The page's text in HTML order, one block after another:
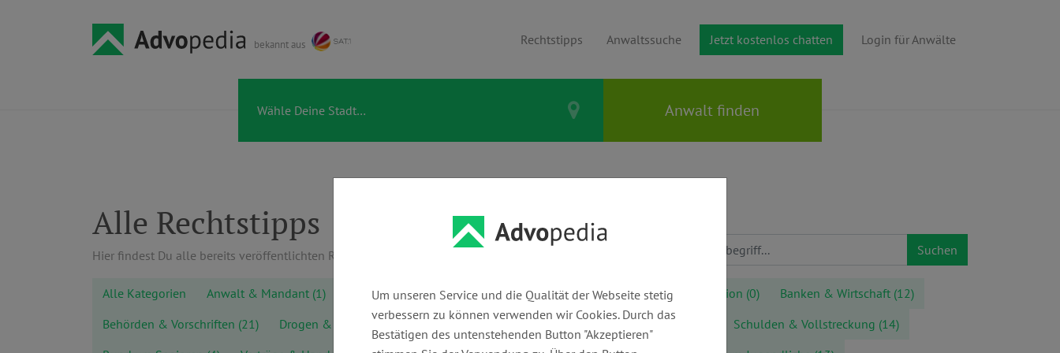
bekannt aus Rechtstipps Anwaltssuche Jetzt kostenlos chatten Login für Anwälte
Alle Rechtstipps
Hier findest Du alle bereits veröffentlichten Rechtstipps. Suchen
Alle Kategorien Anwalt & Mandant (1) Arbeitnehmer & Arbeitgeber(25) Arzt & Patient(9) Asyl & Migration (0) Banken & Wirtschaft (12)
Behörden & Vorschriften (21) Drogen & Alkohol(3) Familie, Ehe & Scheidung (29) Europa & Ausland Schulden & Vollstreckung (14)
Um unseren Service und die Qualität der Webseite stetig
verbessern zu können verwenden wir Cookies. Durch das
Bestätigen des untenstehenden Button "Akzeptieren"